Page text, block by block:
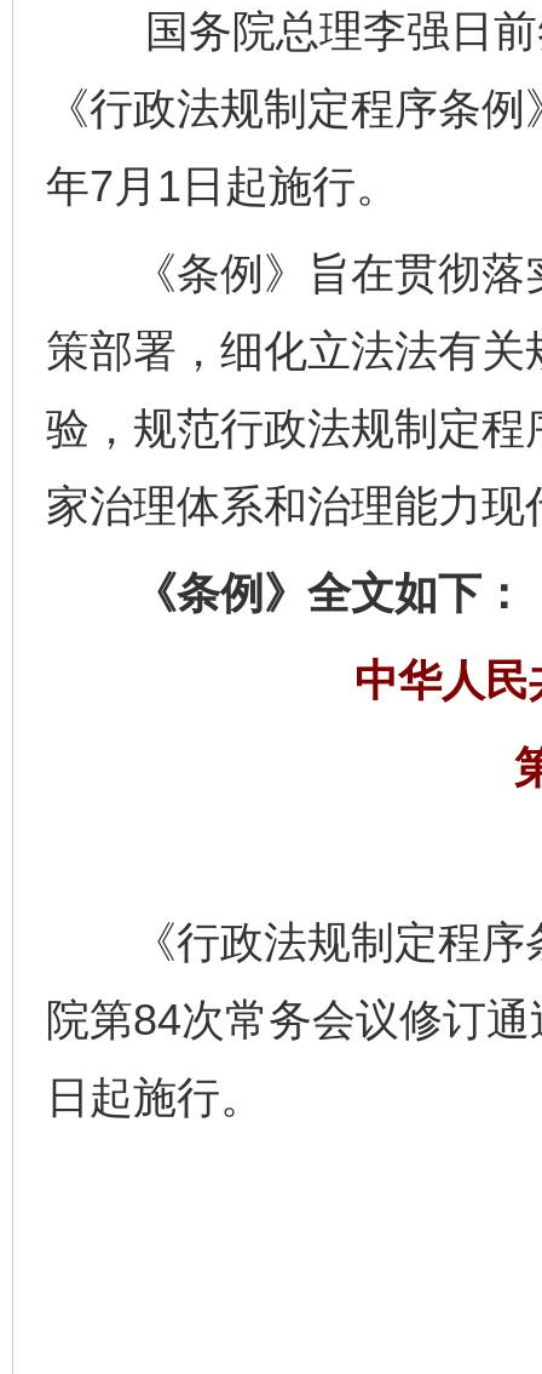
国务院总理李强日前
《行政法规制定程序条
年7月1日起施行。
《条例》旨在贯彻落
策部署，细化立法法有
验，规范行政法规制定
家治理体系和治理能力现
《条例》全文如下：
中华人
《行政法规制定程序
院第84次常务会议修订
日起施行。